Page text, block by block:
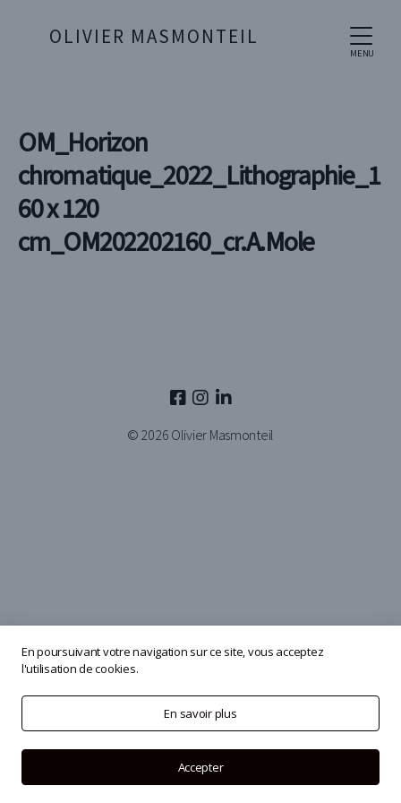
MENU
OLIVIER MASMONTEIL
OM_Horizon
chromatique_2022_Lithographie_1
60 x 120
cm_OM202202160_cr.A.Mole
© 2026 Olivier Masmonteil
En poursuivant votre navigation sur ce site, vous acceptez
l'utilisation de cookies.
En savoir plus
Accepter